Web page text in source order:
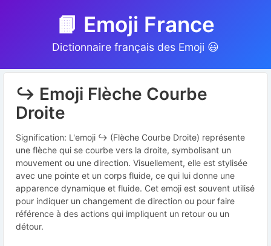
📙 Emoji France
Dictionnaire français des Emoji 😃
↪️ Emoji Flèche Courbe
Droite
Signification: L'emoji ↪️ (Flèche Courbe Droite) représente
une flèche qui se courbe vers la droite, symbolisant un
mouvement ou une direction. Visuellement, elle est stylisée
avec une pointe et un corps fluide, ce qui lui donne une
apparence dynamique et fluide. Cet emoji est souvent utilisé
pour indiquer un changement de direction ou pour faire
référence à des actions qui impliquent un retour ou un
détour.